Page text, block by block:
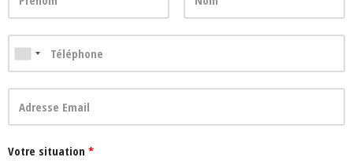
Votre situation *